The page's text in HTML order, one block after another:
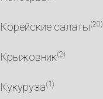
Корейские салаты(20)
Крыжовник(2)
Кукуруза(1)